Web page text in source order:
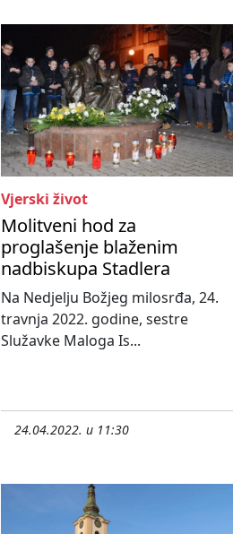
Vjerski život
Molitveni hod za
proglašenje blaženim
nadbiskupa Stadlera
Na Nedjelju Božjeg milosrđa, 24.
travnja 2022. godine, sestre
Služavke Maloga Is...
24.04.2022. u 11:30